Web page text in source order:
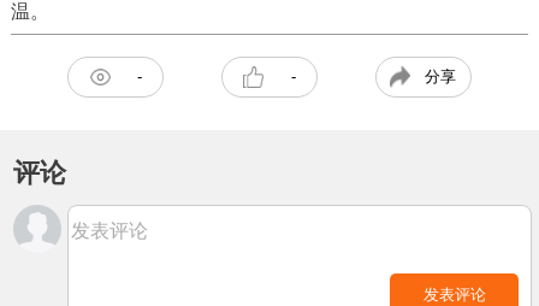
温。
- - 分享
评论
发表评论
发表评论